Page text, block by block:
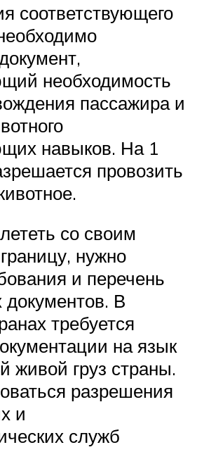
соответствующего
необходимость
пассажира и
навыков. На 1
провозить
со своим
нужно
и перечень
В
требуется
на язык
груз страны.
разрешения
и
служб